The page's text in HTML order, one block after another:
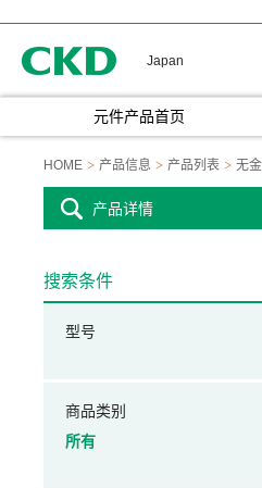
Japan
元件产品首页
HOME 产品信息 产品列表 无
产品详情
搜索条件
型号
商品类别
所有